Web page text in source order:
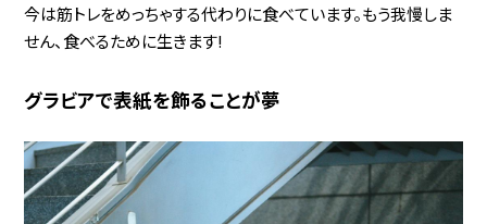
今は筋トレをめっちゃする代わりに食べています。もう我慢しま
せん、食べるために生きます!
グラビアで表紙を飾ることが夢